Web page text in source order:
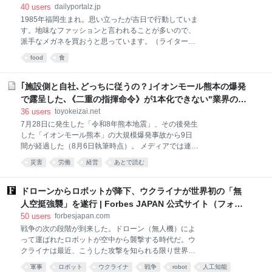
発表 情報は少ないながらリンクの姿が解禁、2026年
間は男であれ女であれ、どこにも存在しない。この
「この男を雇え」という叫びのほとんどは、皮肉や嘲
笑を込めて使われるものだ。フレームレートが不安定
でシェーダーのコンパイル画面が挟まるような、
社
40 users dailyportalz.jp
1985年福岡生まれ。思い立ったが吉日で行動していま
す。地味なファッションと言われることが多いので、
派手なメガネを買おうと思っています。（ライター
wiki） 前の記事：かつて日本にも生息していたチョウ
ザメを食べる ＞ 個人サイト ＞note 揖保乃糸とは 本能
たくなる。糸のように細く、雲のように白いそうめん
は夏を代表する、涼を感じることができる食べ物だ。
食べると実に美味しい。ツルツルといくらでも食べる
んと言えば「揖保乃糸」。その存在は誰もが知るもの
だろう。実は揖保乃糸は一社で作っているものではな
い。兵庫県手延素麺協同組合の商標だ。前進となる
「播磨国揖東西両郡素麺営業組合」は明治20年に誕生
る。組
food 食
｢施設側と自社､どっちに従うの？｣イオンモール熊本の爆発
で露呈した､《二重の指揮命令》が1本化できない"業界の事
情"
36 users toyokeizai.net
7月28日に発生した「令和8年熊本地震」、その後発生
した「イオンモール熊本」の大規模爆発事故から9日
間が経過した（8月6日執筆時点）。 メディアでは連
日、被害者や残された遺族の悲しみを伝える報道が続
く。 その一方で、被害者に対し、店の売上金を金庫に
しめた雑貨店の経営陣には、世間から容赦のない非難
の声が浴びせられている。 結果的に今回の爆発事故に
よる犠牲者（3店舗、7名）の多くが、筆者が前回の記
鍵、財布など自身の貴重品の確保）」「真面目な責任
感（売上金の保管）」により犠牲になっていたこと
は、テレビをはじめとする各種報道が伝えるとおりで
ある。 返す返す残念でならない。改めて亡くなられた
災害 労働 経営 あとで読む
ドローンからロボットが降下、ウクライナが世界初の「無
人空挺強襲」を遂行 | Forbes JAPAN 公式サイト（フォー
ブス ジャパン）
50 users forbesjapan.com
戦争の次の段階が到来した。ドローン（無人機）によ
って運ばれたロボットが空中から襲撃する時代だ。ウ
クライナは最近、こうした攻撃を知られる限り世界で
初めて行った。これにより、無人システム同士が連携
して、以前には不可能だったようなさまざまな任務を
軍事 ロボット ウクライナ 戦争 robot 人工知能